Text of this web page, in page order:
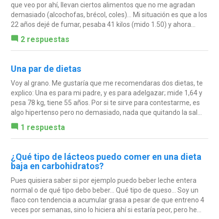
que veo por ahí, llevan ciertos alimentos que no me agradan
demasiado (alcochofas, brécol, coles)... Mi situación es que a los
22 años dejé de fumar, pesaba 41 kilos (mido 1.50) y ahora...
2 respuestas
Una par de dietas
Voy al grano. Me gustaría que me recomendaras dos dietas, te
explico: Una es para mi padre, y es para adelgazar; mide 1,64 y
pesa 78 kg, tiene 55 años. Por si te sirve para contestarme, es
algo hipertenso pero no demasiado, nada que quitando la sal...
1 respuesta
¿Qué tipo de lácteos puedo comer en una dieta
baja en carbohidratos?
Pues quisiera saber si por ejemplo puedo beber leche entera
normal o de qué tipo debo beber... Qué tipo de queso... Soy un
flaco con tendencia a acumular grasa a pesar de que entreno 4
veces por semanas, sino lo hiciera ahí si estaría peor, pero he...